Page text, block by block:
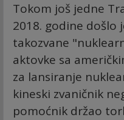
Tokom još jedne
2018. godine došlo
takozvane
aktovke sa
za lansiranje
kineski zvaničnik
pomoćnik držao